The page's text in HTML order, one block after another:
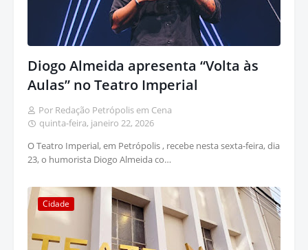
Diogo Almeida apresenta “Volta às
Aulas” no Teatro Imperial
Por Redação Petrópolis em Cena
quinta-feira, janeiro 22, 2026
O Teatro Imperial, em Petrópolis , recebe nesta sexta-feira, dia
23, o humorista Diogo Almeida co…
Cidade